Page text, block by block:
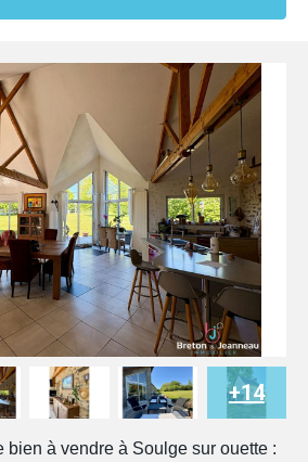
+14
bien à vendre à Soulge sur ouette :